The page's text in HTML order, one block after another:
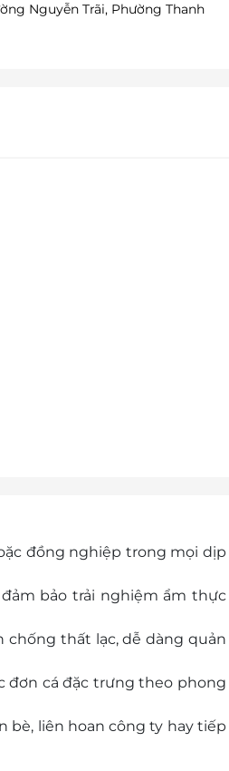
Nguyễn Trãi, Phường Thanh
đồng nghiệp trong mọi dịp
bảo trải nghiệm ẩm thực
chống thất lạc, dễ dàng quản
đơn cá đặc trưng theo phong
bè, liên hoan công ty hay tiếp